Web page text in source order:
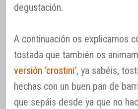
degustación.
A continuación os explicamos
tostada que también os
versión ‘crostini’, ya sabéis,
hechas con un buen pan de
que sepáis desde ya que no